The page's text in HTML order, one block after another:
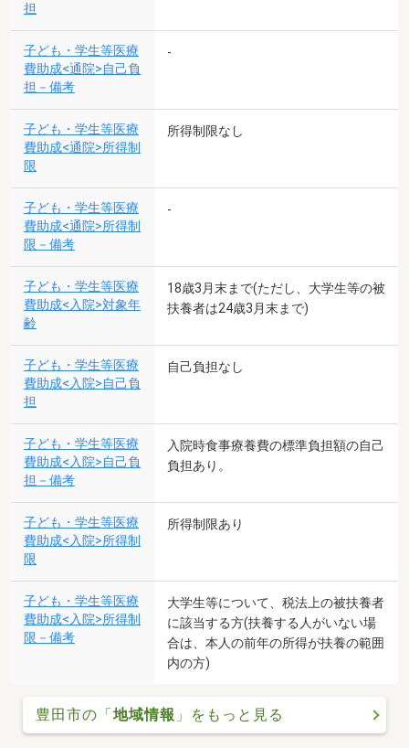
担
子ども・学生等医療
費助成<通院>自己負
担－備考
-
子ども・学生等医療
費助成<通院>所得制
限
所得制限なし
子ども・学生等医療
費助成<通院>所得制
限－備考
-
子ども・学生等医療
費助成<入院>対象年
齢
18歳3月末まで(ただし、大学生等の被
扶養者は24歳3月末まで)
子ども・学生等医療
費助成<入院>自己負
担
自己負担なし
子ども・学生等医療
費助成<入院>自己負
担－備考
入院時食事療養費の標準負担額の自己
負担あり。
子ども・学生等医療
費助成<入院>所得制
限
所得制限あり
子ども・学生等医療
費助成<入院>所得制
限－備考
大学生等について、税法上の被扶養者
に該当する方(扶養する人がいない場
合は、本人の前年の所得が扶養の範囲
内の方)
豊田市の「地域情報 」をもっと見る